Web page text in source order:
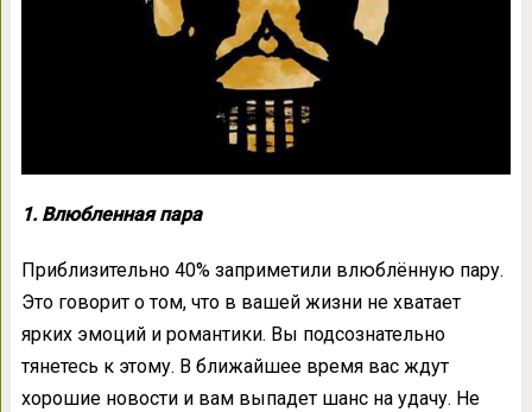
1. Влюбленная пара
Приблизительно 40% заприметили влюблённую пару.
Это говорит о том, что в вашей жизни не хватает
ярких эмоций и романтики. Вы подсознательно
тянетесь к этому. В ближайшее время вас ждут
хорошие новости и вам выпадет шанс на удачу. Не